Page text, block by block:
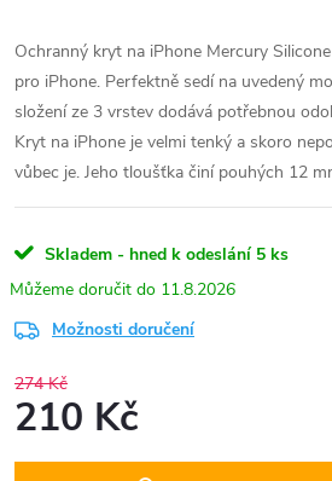
Ochranný kryt na iPhone Mercury
pro iPhone. Perfektně sedí na uvedený
složení ze 3 vrstev dodává potřebnou
Kryt na iPhone je velmi tenký a skoro
vůbec je. Jeho tloušťka činí pouhých 12
Skladem - hned k odeslání 5 ks
11.8.2026
Možnosti doručení
274 Kč
210 Kč